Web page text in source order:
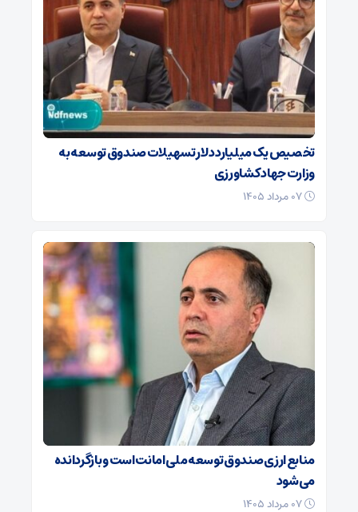
تخصیص یک میلیارد دلار تسهیلات صندوق توسعه به
وزارت جهاد کشاورزی
منابع ارزی صندوق توسعه ملی امانت است و بازگردانده
می‌شود